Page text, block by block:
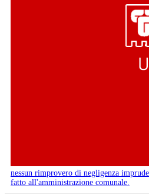
nessun rimprovero di negligenza
fatto all'amministrazione comunale.